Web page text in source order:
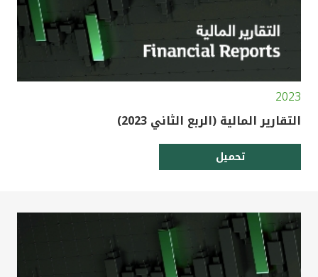
2023
التقارير المالية (الربع الثاني 2023)
تحميل